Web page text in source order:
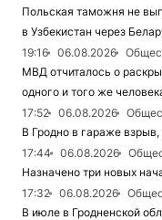
Польская таможня не
в Узбекистан через
19:16
06.08.2026
МВД отчиталось о
одного и того же
17:52
06.08.2026
В Гродно в гараже
17:44
06.08.2026
Назначено три новых
17:32
06.08.2026
В июле в Гродненской